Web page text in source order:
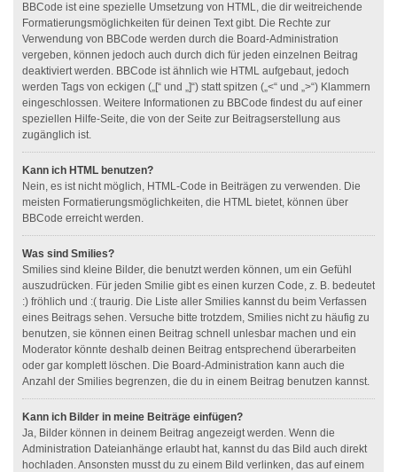
BBCode ist eine spezielle Umsetzung von HTML, die dir weitreichende
Formatierungsmöglichkeiten für deinen Text gibt. Die Rechte zur
Verwendung von BBCode werden durch die Board-Administration
vergeben, können jedoch auch durch dich für jeden einzelnen Beitrag
deaktiviert werden. BBCode ist ähnlich wie HTML aufgebaut, jedoch
werden Tags von eckigen („[“ und „]“) statt spitzen („<“ und „>“) Klammern
eingeschlossen. Weitere Informationen zu BBCode findest du auf einer
speziellen Hilfe-Seite, die von der Seite zur Beitragserstellung aus
zugänglich ist.
Kann ich HTML benutzen?
Nein, es ist nicht möglich, HTML-Code in Beiträgen zu verwenden. Die
meisten Formatierungsmöglichkeiten, die HTML bietet, können über
BBCode erreicht werden.
Was sind Smilies?
Smilies sind kleine Bilder, die benutzt werden können, um ein Gefühl
auszudrücken. Für jeden Smilie gibt es einen kurzen Code, z. B. bedeutet
:) fröhlich und :( traurig. Die Liste aller Smilies kannst du beim Verfassen
eines Beitrags sehen. Versuche bitte trotzdem, Smilies nicht zu häufig zu
benutzen, sie können einen Beitrag schnell unlesbar machen und ein
Moderator könnte deshalb deinen Beitrag entsprechend überarbeiten
oder gar komplett löschen. Die Board-Administration kann auch die
Anzahl der Smilies begrenzen, die du in einem Beitrag benutzen kannst.
Kann ich Bilder in meine Beiträge einfügen?
Ja, Bilder können in deinem Beitrag angezeigt werden. Wenn die
Administration Dateianhänge erlaubt hat, kannst du das Bild auch direkt
hochladen. Ansonsten musst du zu einem Bild verlinken, das auf einem